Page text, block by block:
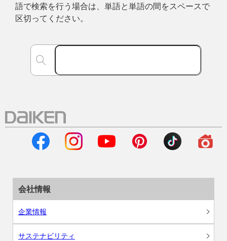
語で検索を行う場合は、単語と単語の間をスペースで
区切ってください。
会社情報
企業情報
サステナビリティ